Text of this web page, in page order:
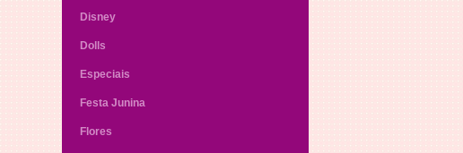
Disney
Dolls
Especiais
Festa Junina
Flores